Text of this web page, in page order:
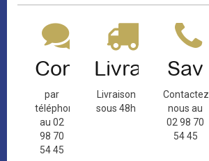
Contact
par
téléphone
au 02
98 70
54 45
Livraison
Livraison
sous 48h
Sav
Contactez-
nous au
02 98 70
54 45